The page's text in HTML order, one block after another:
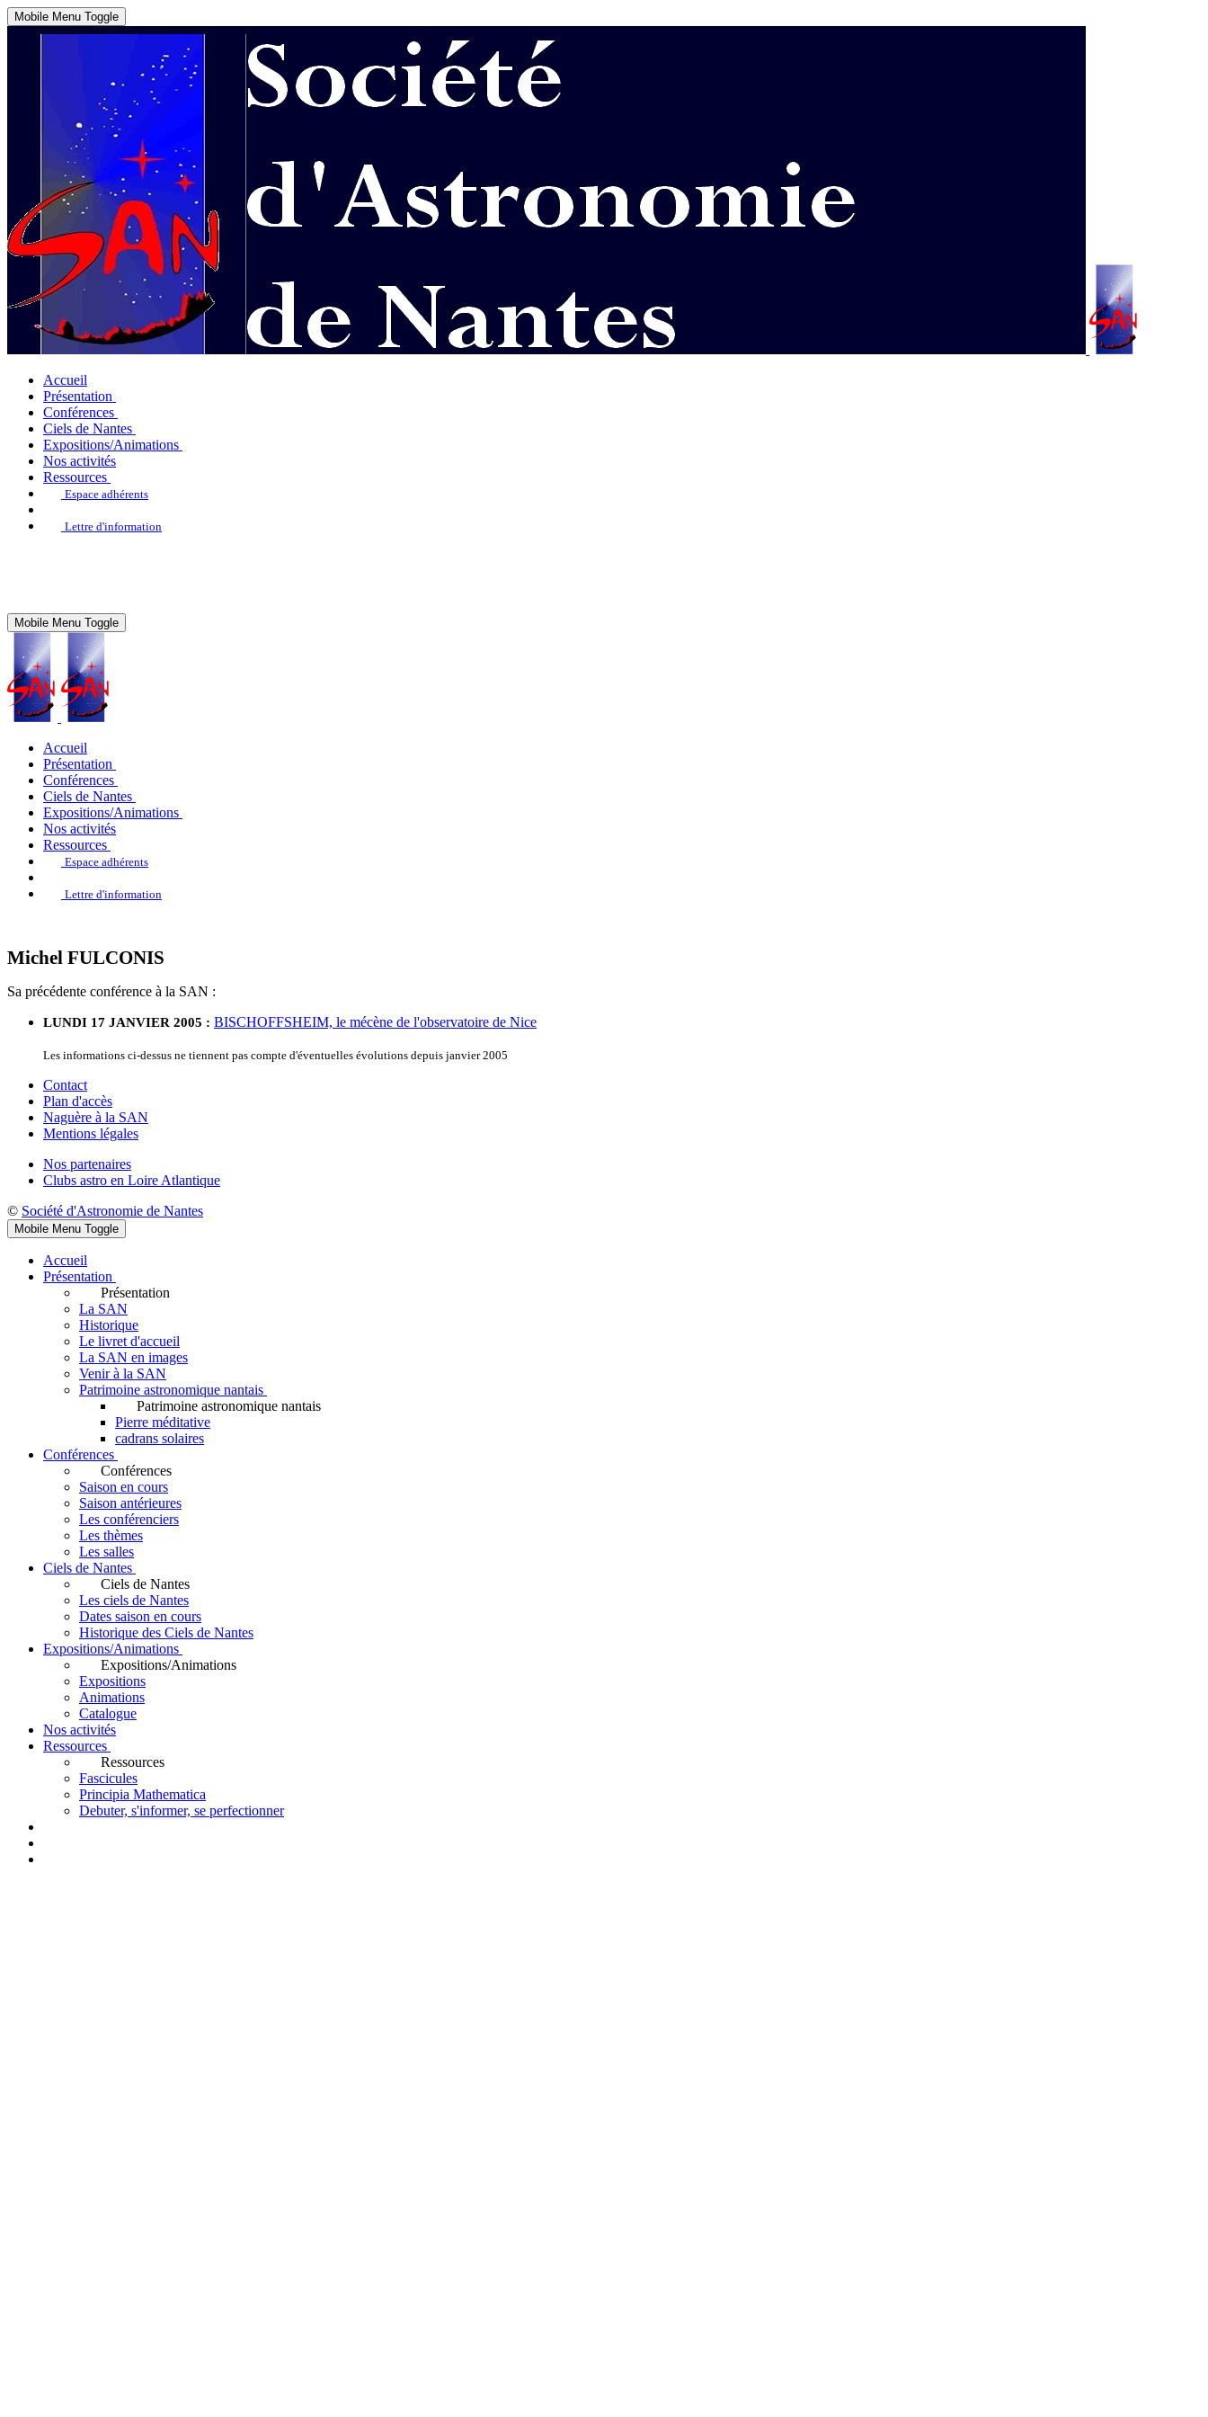
Mobile Menu Toggle
Accueil
Présentation
Conférences
Ciels de Nantes
Expositions/Animations
Nos activités
Ressources
Espace adhérents
Lettre d'information
Mobile Menu Toggle
Accueil
Présentation
Conférences
Ciels de Nantes
Expositions/Animations
Nos activités
Ressources
Espace adhérents
Lettre d'information
Michel FULCONIS
Sa précédente conférence à la SAN :
LUNDI 17 JANVIER 2005 : BISCHOFFSHEIM, le mécène de l'observatoire de Nice
Les informations ci-dessus ne tiennent pas compte d'éventuelles évolutions depuis janvier 2005
Contact
Plan d'accès
Naguère à la SAN
Mentions légales
Nos partenaires
Clubs astro en Loire Atlantique
© Société d'Astronomie de Nantes
Mobile Menu Toggle
Accueil
Présentation
Présentation
La SAN
Historique
Le livret d'accueil
La SAN en images
Venir à la SAN
Patrimoine astronomique nantais
Patrimoine astronomique nantais
Pierre méditative
cadrans solaires
Conférences
Conférences
Saison en cours
Saison antérieures
Les conférenciers
Les thèmes
Les salles
Ciels de Nantes
Ciels de Nantes
Les ciels de Nantes
Dates saison en cours
Historique des Ciels de Nantes
Expositions/Animations
Expositions/Animations
Expositions
Animations
Catalogue
Nos activités
Ressources
Ressources
Fascicules
Principia Mathematica
Debuter, s'informer, se perfectionner